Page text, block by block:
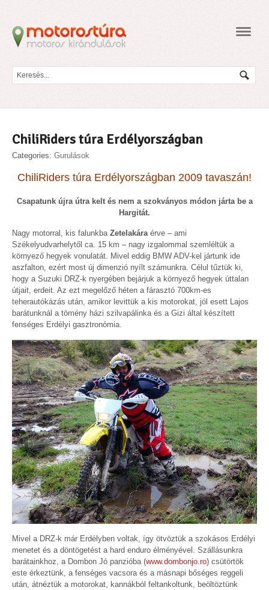
ChiliRiders túra Erdélyországban
Categories: Gurulások
ChiliRiders túra Erdélyországban 2009 tavaszán!
Csapatunk újra útra kelt és nem a szokványos módon járta be a
Hargitát.
Nagy motorral, kis falunkba Zetelakáraérve – ami
Székelyudvarhelytől ca. 15 km – nagy izgalommal szemléltük a
környező hegyek vonulatát. Mivel eddig BMW ADV-kel jártunk ide
aszfalton, ezért most új dimenzió nyílt számunkra. Célul tűztük ki,
hogy a Suzuki DRZ-k nyergében bejárjuk a környező hegyek úttalan
útjait, erdeit. Az ezt megelőző héten a fárasztó 700km-es
teherautókázás után, amikor levittük a kis motorokat, jól esett Lajos
barátunknál a tömény házi szilvapálinka és a Gizi által készített
fenséges Erdélyi gasztronómia.
Mivel a DRZ-k már Erdélyben voltak, így ötvöztük a szokásos Erdélyi
menetet és a döntögetést a hard enduro élményével. Szállásunkra
barátainkhoz, a Dombon Jó panzióba (www.dombonjo.ro) csütörtök
este érkeztünk, a fenséges vacsora és a másnapi bőséges reggeli
után, átnéztük a motorokat, kannákból feltankoltunk, beöltöztünk